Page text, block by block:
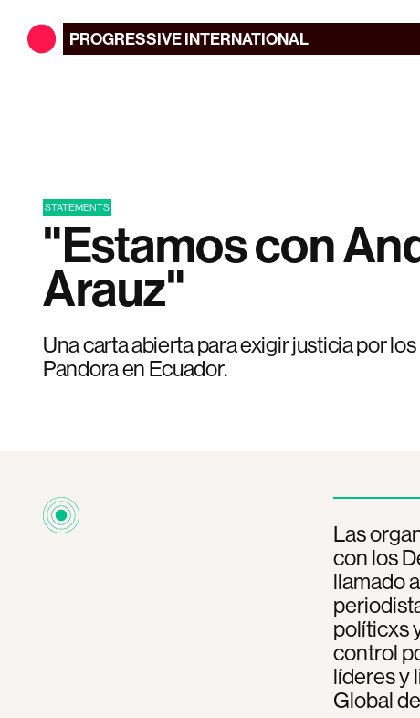
PROGRESSIVEINTERNATIONAL
STATEMENTS
"Estamos con
Arauz"
Una carta abierta para exigir justicia por
Pandora en Ecuador.
Las
con los
llamado
políticxs
control
líderes y
Global